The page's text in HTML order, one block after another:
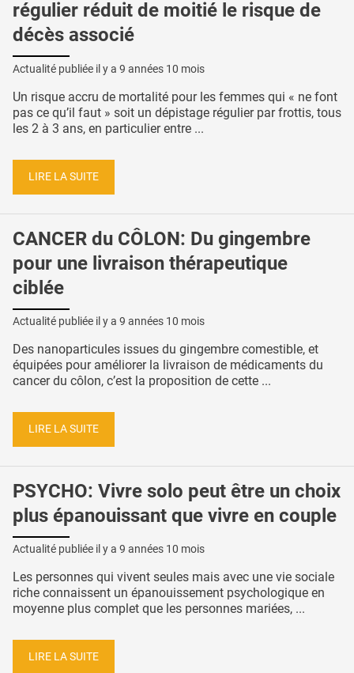
régulier réduit de moitié le risque de
décès associé
Actualité publiée il y a 9 années 10 mois
Un risque accru de mortalité pour les femmes qui « ne font
pas ce qu’il faut » soit un dépistage régulier par frottis, tous
les 2 à 3 ans, en particulier entre ...
LIRE LA SUITE
CANCER du CÔLON: Du gingembre
pour une livraison thérapeutique
ciblée
Actualité publiée il y a 9 années 10 mois
Des nanoparticules issues du gingembre comestible, et
équipées pour améliorer la livraison de médicaments du
cancer du côlon, c’est la proposition de cette ...
LIRE LA SUITE
PSYCHO: Vivre solo peut être un choix
plus épanouissant que vivre en couple
Actualité publiée il y a 9 années 10 mois
Les personnes qui vivent seules mais avec une vie sociale
riche connaissent un épanouissement psychologique en
moyenne plus complet que les personnes mariées, ...
LIRE LA SUITE